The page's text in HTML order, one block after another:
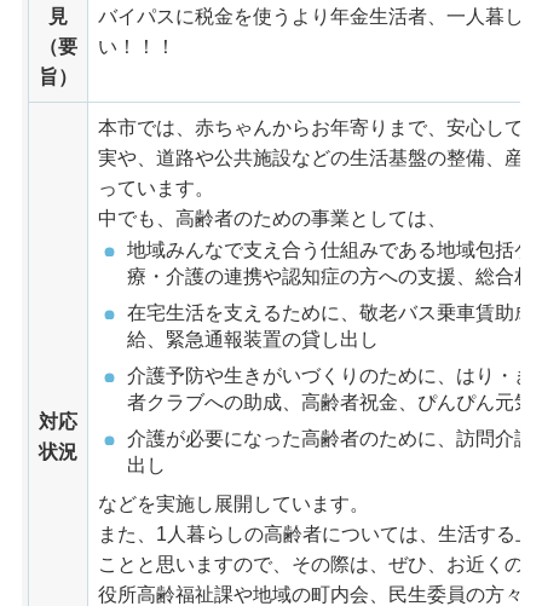
見
（要
旨）
バイパスに税金を使うより年金生活者、一人暮し
い！！！
対応
状況
本市では、赤ちゃんからお年寄りまで、安心して
実や、道路や公共施設などの生活基盤の整備、産
っています。
中でも、高齢者のための事業としては、
地域みんなで支え合う仕組みである地域包括
療・介護の連携や認知症の方への支援、総合相
在宅生活を支えるために、敬老バス乗車賃助
給、緊急通報装置の貸し出し
介護予防や生きがいづくりのために、はり・
者クラブへの助成、高齢者祝金、ぴんぴん元気
介護が必要になった高齢者のために、訪問介
出し
などを実施し展開しています。
また、1人暮らしの高齢者については、生活する
ことと思いますので、その際は、ぜひ、お近くの
役所高齢福祉課や地域の町内会、民生委員の方々